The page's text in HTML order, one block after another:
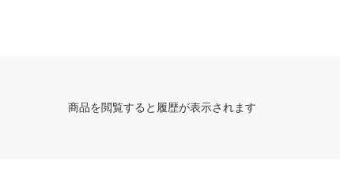
商品を閲覧すると履歴が表示されます